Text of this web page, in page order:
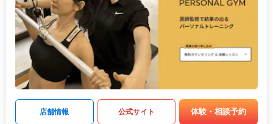
店舗情報 公式サイト 体験・相談予約